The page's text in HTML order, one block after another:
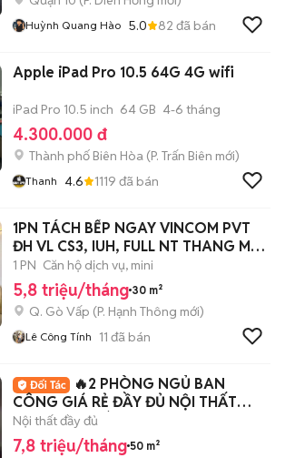
Huỳnh Quang Hào 5.0 82 đã bán
Apple iPad Pro 10.5 64G 4G wifi
iPad Pro 10.5 inch 64 GB 4-6 tháng
4.300.000 đ
Thành phố Biên Hòa (P. Trấn Biên mới)
Thanh 4.6 1119 đã bán
1PN TÁCH BẾP NGAY VINCOM PVT
ĐH VL CS3, IUH, FULL NT THANG MÁY
AN NINH
1 PN Căn hộ dịch vụ, mini
5,8 triệu/tháng 30 m²
Q. Gò Vấp (P. Hạnh Thông mới)
Lê Công Tính 11 đã bán
🔥2 PHÒNG NGỦ BAN
CÔNG GIÁ RẺ ĐẦY ĐỦ NỘI THẤT
NGAY CV HOÀNG VĂN THỤ
Nội thất đầy đủ
7,8 triệu/tháng 50 m²